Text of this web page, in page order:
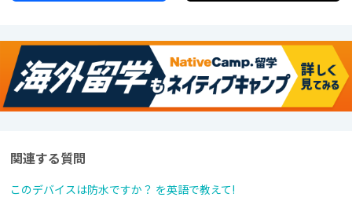
関連する質問
このデバイスは防水ですか？ を英語で教えて!